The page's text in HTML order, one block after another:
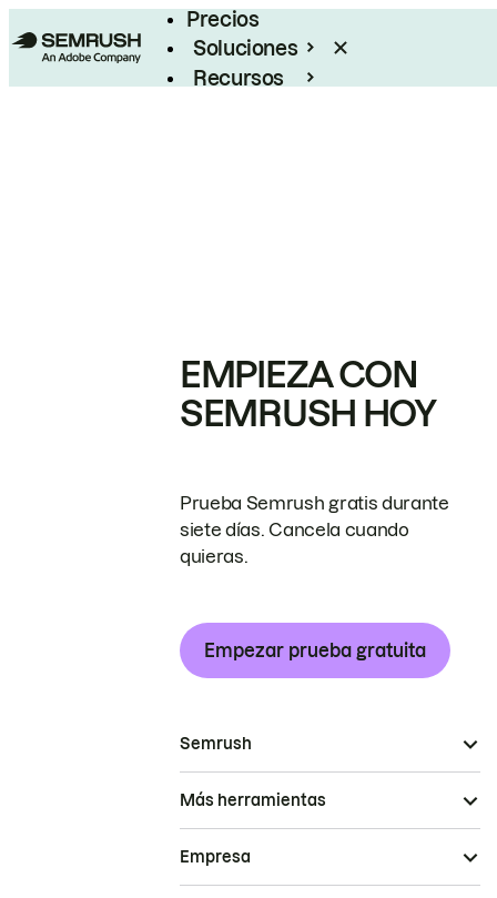
Precios
Soluciones
Recursos
EMPIEZA CON
SEMRUSH HOY
Prueba Semrush gratis durante
siete días. Cancela cuando
quieras.
Empezar prueba gratuita
Semrush
Más herramientas
Empresa